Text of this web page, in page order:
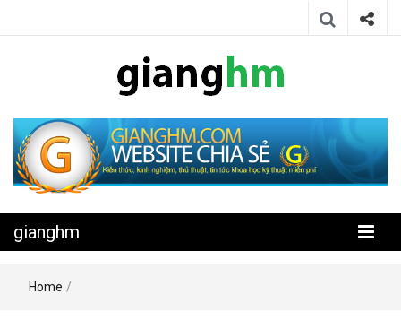
gianghm
kỹ thuật miễn phí
gianghm
Home /